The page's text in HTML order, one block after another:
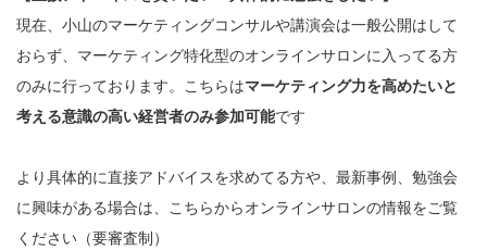
現在、小山のマーケティングコンサルや講演会は一般公開はして
おらず、マーケティング特化型のオンラインサロンに入ってる方
のみに行っております。こちらはマーケティング力を高めたいと
考える意識の高い経営者のみ参加可能です
より具体的に直接アドバイスを求めてる方や、最新事例、勉強会
に興味がある場合は、こちらからオンラインサロンの情報をご覧
ください（要審査制）